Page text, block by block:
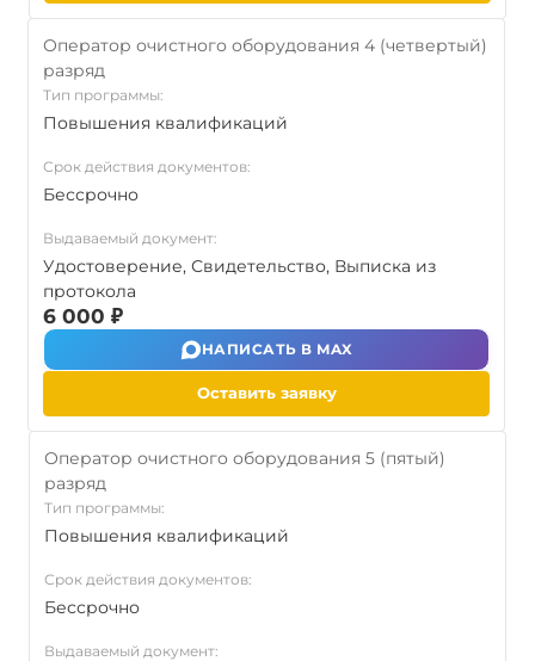
Оператор очистного оборудования 4 (четвертый)
разряд
Тип программы:
Повышения квалификаций
Срок действия документов:
Бессрочно
Выдаваемый документ:
Удостоверение, Свидетельство, Выписка из
протокола
6 000 ₽
НАПИСАТЬ В MAX
Оставить заявку
Оператор очистного оборудования 5 (пятый)
разряд
Тип программы:
Повышения квалификаций
Срок действия документов:
Бессрочно
Выдаваемый документ: